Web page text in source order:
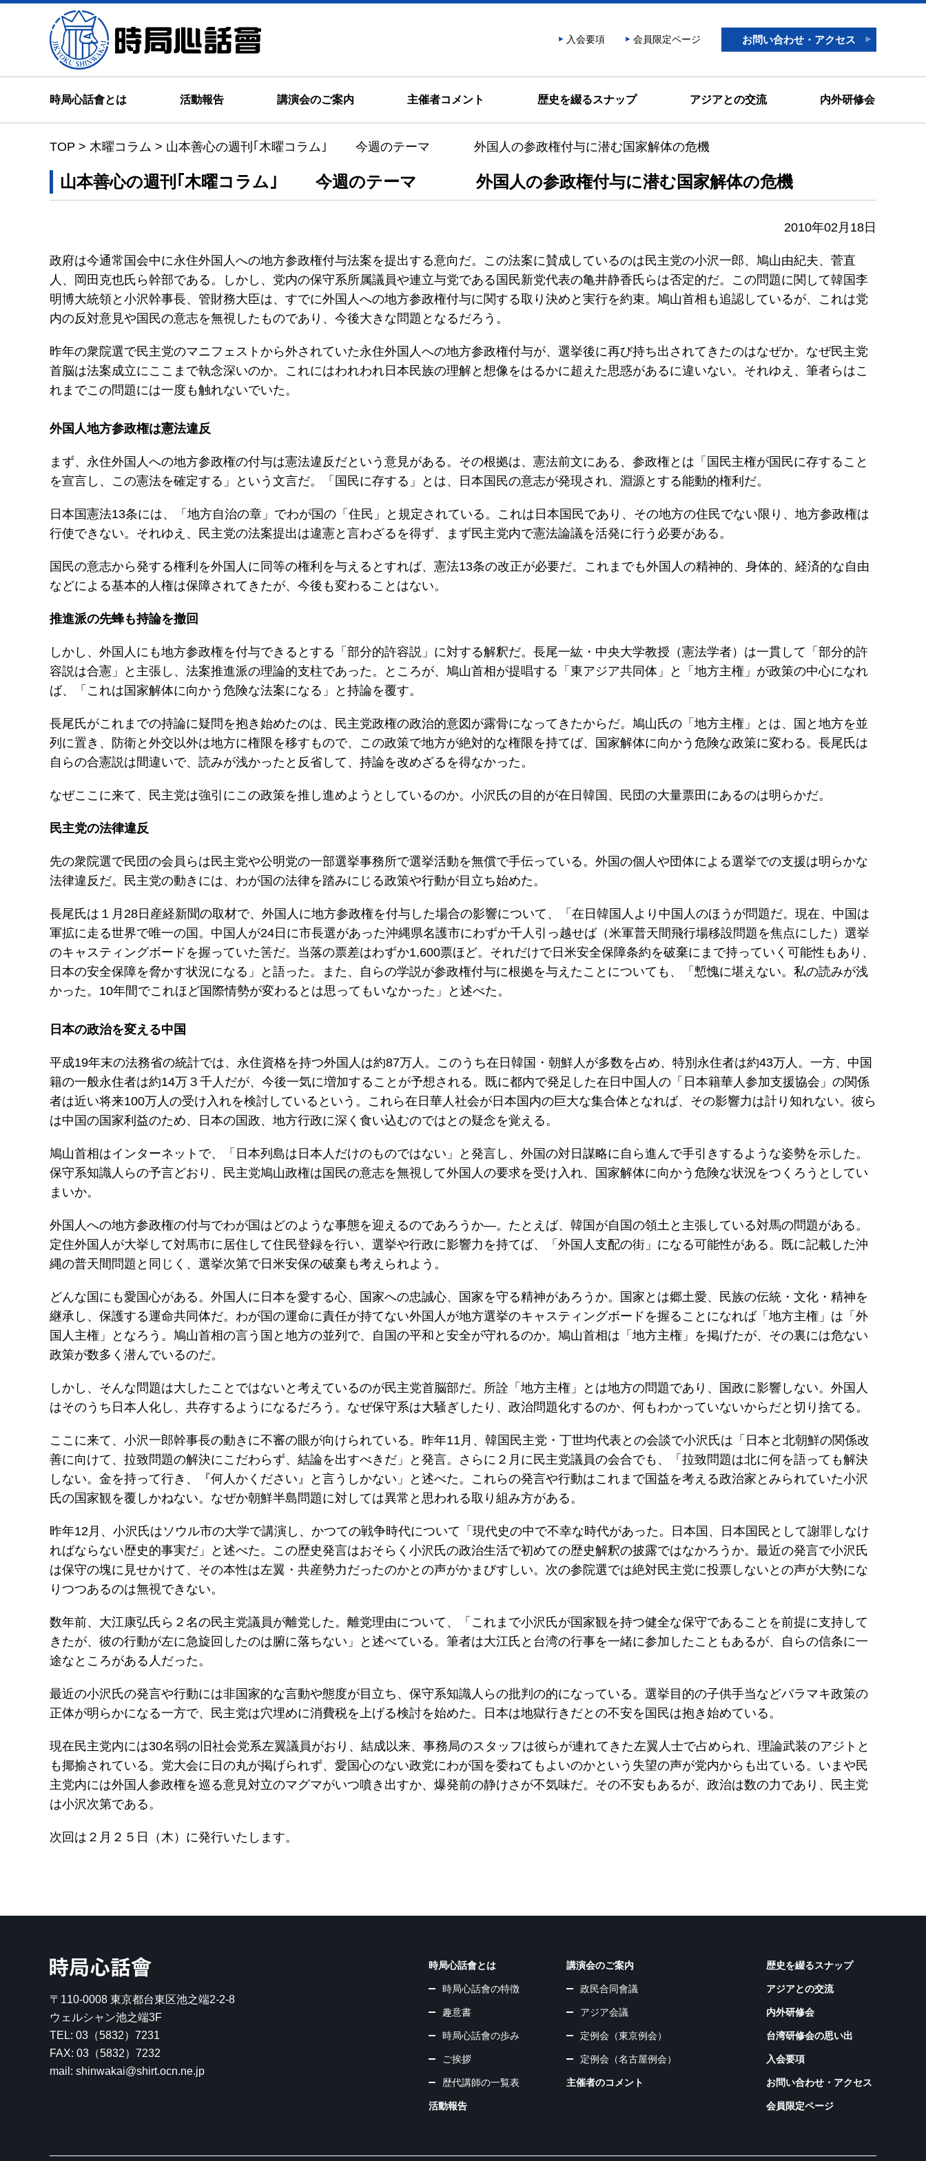
入会要項 会員限定ページ お問い合わせ・アクセス
時局心話會とは 活動報告 講演会のご案内 主催者コメント 歴史を綴るスナップ アジアとの交流 内外研修会
TOP > 木曜コラム > 山本善心の週刊｢木曜コラム｣ 今週のテーマ 外国人の参政権付与に潜む国家解体の危機
山本善心の週刊｢木曜コラム｣ 今週のテーマ 外国人の参政権付与に潜む国家解体の危機
2010年02月18日
政府は今通常国会中に永住外国人への地方参政権付与法案を提出する意向だ。この法案に賛成しているのは民主党の小沢一郎、鳩山由紀夫、菅直
人、岡田克也氏ら幹部である。しかし、党内の保守系所属議員や連立与党である国民新党代表の亀井静香氏らは否定的だ。この問題に関して韓国李
明博大統領と小沢幹事長、管財務大臣は、すでに外国人への地方参政権付与に関する取り決めと実行を約束。鳩山首相も追認しているが、これは党
内の反対意見や国民の意志を無視したものであり、今後大きな問題となるだろう。
昨年の衆院選で民主党のマニフェストから外されていた永住外国人への地方参政権付与が、選挙後に再び持ち出されてきたのはなぜか。なぜ民主党
首脳は法案成立にここまで執念深いのか。これにはわれわれ日本民族の理解と想像をはるかに超えた思惑があるに違いない。それゆえ、筆者らはこ
れまでこの問題には一度も触れないでいた。
外国人地方参政権は憲法違反
まず、永住外国人への地方参政権の付与は憲法違反だという意見がある。その根拠は、憲法前文にある、参政権とは「国民主権が国民に存すること
を宣言し、この憲法を確定する」という文言だ。「国民に存する」とは、日本国民の意志が発現され、淵源とする能動的権利だ。
日本国憲法13条には、「地方自治の章」でわが国の「住民」と規定されている。これは日本国民であり、その地方の住民でない限り、地方参政権は
行使できない。それゆえ、民主党の法案提出は違憲と言わざるを得ず、まず民主党内で憲法論議を活発に行う必要がある。
国民の意志から発する権利を外国人に同等の権利を与えるとすれば、憲法13条の改正が必要だ。これまでも外国人の精神的、身体的、経済的な自由
などによる基本的人権は保障されてきたが、今後も変わることはない。
推進派の先蜂も持論を撤回
しかし、外国人にも地方参政権を付与できるとする「部分的許容説」に対する解釈だ。長尾一紘・中央大学教授（憲法学者）は一貫して「部分的許
容説は合憲」と主張し、法案推進派の理論的支柱であった。ところが、鳩山首相が提唱する「東アジア共同体」と「地方主権」が政策の中心になれ
ば、「これは国家解体に向かう危険な法案になる」と持論を覆す。
長尾氏がこれまでの持論に疑問を抱き始めたのは、民主党政権の政治的意図が露骨になってきたからだ。鳩山氏の「地方主権」とは、国と地方を並
列に置き、防衛と外交以外は地方に権限を移すもので、この政策で地方が絶対的な権限を持てば、国家解体に向かう危険な政策に変わる。長尾氏は
自らの合憲説は間違いで、読みが浅かったと反省して、持論を改めざるを得なかった。
なぜここに来て、民主党は強引にこの政策を推し進めようとしているのか。小沢氏の目的が在日韓国、民団の大量票田にあるのは明らかだ。
民主党の法律違反
先の衆院選で民団の会員らは民主党や公明党の一部選挙事務所で選挙活動を無償で手伝っている。外国の個人や団体による選挙での支援は明らかな
法律違反だ。民主党の動きには、わが国の法律を踏みにじる政策や行動が目立ち始めた。
長尾氏は１月28日産経新聞の取材で、外国人に地方参政権を付与した場合の影響について、「在日韓国人より中国人のほうが問題だ。現在、中国は
軍拡に走る世界で唯一の国。中国人が24日に市長選があった沖縄県名護市にわずか千人引っ越せば（米軍普天間飛行場移設問題を焦点にした）選挙
のキャスティングボードを握っていた筈だ。当落の票差はわずか1,600票ほど。それだけで日米安全保障条約を破棄にまで持っていく可能性もあり、
日本の安全保障を脅かす状況になる」と語った。また、自らの学説が参政権付与に根拠を与えたことについても、「慙愧に堪えない。私の読みが浅
かった。10年間でこれほど国際情勢が変わるとは思ってもいなかった」と述べた。
日本の政治を変える中国
平成19年末の法務省の統計では、永住資格を持つ外国人は約87万人。このうち在日韓国・朝鮮人が多数を占め、特別永住者は約43万人。一方、中国
籍の一般永住者は約14万３千人だが、今後一気に増加することが予想される。既に都内で発足した在日中国人の「日本籍華人参加支援協会」の関係
者は近い将来100万人の受け入れを検討しているという。これら在日華人社会が日本国内の巨大な集合体となれば、その影響力は計り知れない。彼ら
は中国の国家利益のため、日本の国政、地方行政に深く食い込むのではとの疑念を覚える。
鳩山首相はインターネットで、「日本列島は日本人だけのものではない」と発言し、外国の対日謀略に自ら進んで手引きするような姿勢を示した。
保守系知識人らの予言どおり、民主党鳩山政権は国民の意志を無視して外国人の要求を受け入れ、国家解体に向かう危険な状況をつくろうとしてい
まいか。
外国人への地方参政権の付与でわが国はどのような事態を迎えるのであろうか―。たとえば、韓国が自国の領土と主張している対馬の問題がある。
定住外国人が大挙して対馬市に居住して住民登録を行い、選挙や行政に影響力を持てば、「外国人支配の街」になる可能性がある。既に記載した沖
縄の普天間問題と同じく、選挙次第で日米安保の破棄も考えられよう。
どんな国にも愛国心がある。外国人に日本を愛する心、国家への忠誠心、国家を守る精神があろうか。国家とは郷土愛、民族の伝統・文化・精神を
継承し、保護する運命共同体だ。わが国の運命に責任が持てない外国人が地方選挙のキャスティングボードを握ることになれば「地方主権」は「外
国人主権」となろう。鳩山首相の言う国と地方の並列で、自国の平和と安全が守れるのか。鳩山首相は「地方主権」を掲げたが、その裏には危ない
政策が数多く潜んでいるのだ。
しかし、そんな問題は大したことではないと考えているのが民主党首脳部だ。所詮「地方主権」とは地方の問題であり、国政に影響しない。外国人
はそのうち日本人化し、共存するようになるだろう。なぜ保守系は大騒ぎしたり、政治問題化するのか、何もわかっていないからだと切り捨てる。
ここに来て、小沢一郎幹事長の動きに不審の眼が向けられている。昨年11月、韓国民主党・丁世均代表との会談で小沢氏は「日本と北朝鮮の関係改
善に向けて、拉致問題の解決にこだわらず、結論を出すべきだ」と発言。さらに２月に民主党議員の会合でも、「拉致問題は北に何を語っても解決
しない。金を持って行き、『何人かください』と言うしかない」と述べた。これらの発言や行動はこれまで国益を考える政治家とみられていた小沢
氏の国家観を覆しかねない。なぜか朝鮮半島問題に対しては異常と思われる取り組み方がある。
昨年12月、小沢氏はソウル市の大学で講演し、かつての戦争時代について「現代史の中で不幸な時代があった。日本国、日本国民として謝罪しなけ
ればならない歴史的事実だ」と述べた。この歴史発言はおそらく小沢氏の政治生活で初めての歴史解釈の披露ではなかろうか。最近の発言で小沢氏
は保守の塊に見せかけて、その本性は左翼・共産勢力だったのかとの声がかまびすしい。次の参院選では絶対民主党に投票しないとの声が大勢にな
りつつあるのは無視できない。
数年前、大江康弘氏ら２名の民主党議員が離党した。離党理由について、「これまで小沢氏が国家観を持つ健全な保守であることを前提に支持して
きたが、彼の行動が左に急旋回したのは腑に落ちない」と述べている。筆者は大江氏と台湾の行事を一緒に参加したこともあるが、自らの信条に一
途なところがある人だった。
最近の小沢氏の発言や行動には非国家的な言動や態度が目立ち、保守系知識人らの批判の的になっている。選挙目的の子供手当などバラマキ政策の
正体が明らかになる一方で、民主党は穴埋めに消費税を上げる検討を始めた。日本は地獄行きだとの不安を国民は抱き始めている。
現在民主党内には30名弱の旧社会党系左翼議員がおり、結成以来、事務局のスタッフは彼らが連れてきた左翼人士で占められ、理論武装のアジトと
も揶揄されている。党大会に日の丸が掲げられず、愛国心のない政党にわが国を委ねてもよいのかという失望の声が党内からも出ている。いまや民
主党内には外国人参政権を巡る意見対立のマグマがいつ噴き出すか、爆発前の静けさが不気味だ。その不安もあるが、政治は数の力であり、民主党
は小沢次第である。
次回は２月２５日（木）に発行いたします。
〒110-0008 東京都台東区池之端2-2-8
ウェルシャン池之端3F
TEL: 03（5832）7231
FAX: 03（5832）7232
mail: shinwakai@shirt.ocn.ne.jp
時局心話會とは
時局心話會の特徴
趣意書
時局心話會の歩み
ご挨拶
歴代講師の一覧表
活動報告
講演会のご案内
政民合同會議
アジア会議
定例会（東京例会）
定例会（名古屋例会）
主催者のコメント
歴史を綴るスナップ
アジアとの交流
内外研修会
台湾研修会の思い出
入会要項
お問い合わせ・アクセス
会員限定ページ